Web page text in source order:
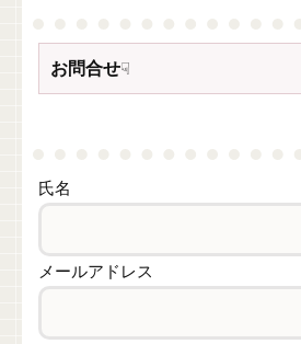
お問合せ☟
氏名
メールアドレス